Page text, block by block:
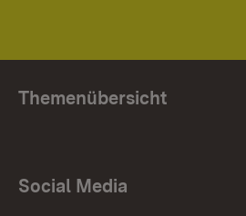
Themenübersicht
Social Media